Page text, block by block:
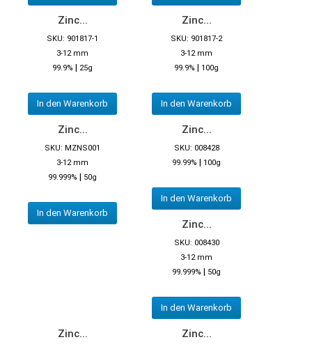
Zinc...
SKU: 901817-1
3-12 mm
99.9% | 25g
In den Warenkorb
Zinc...
SKU: 901817-2
3-12 mm
99.9% | 100g
In den Warenkorb
Zinc...
SKU: MZNS001
3-12 mm
99.999% | 50g
In den Warenkorb
Zinc...
SKU: 008428
99.99% | 100g
In den Warenkorb
Zinc...
SKU: 008430
3-12 mm
99.999% | 50g
In den Warenkorb
Zinc... Zinc...